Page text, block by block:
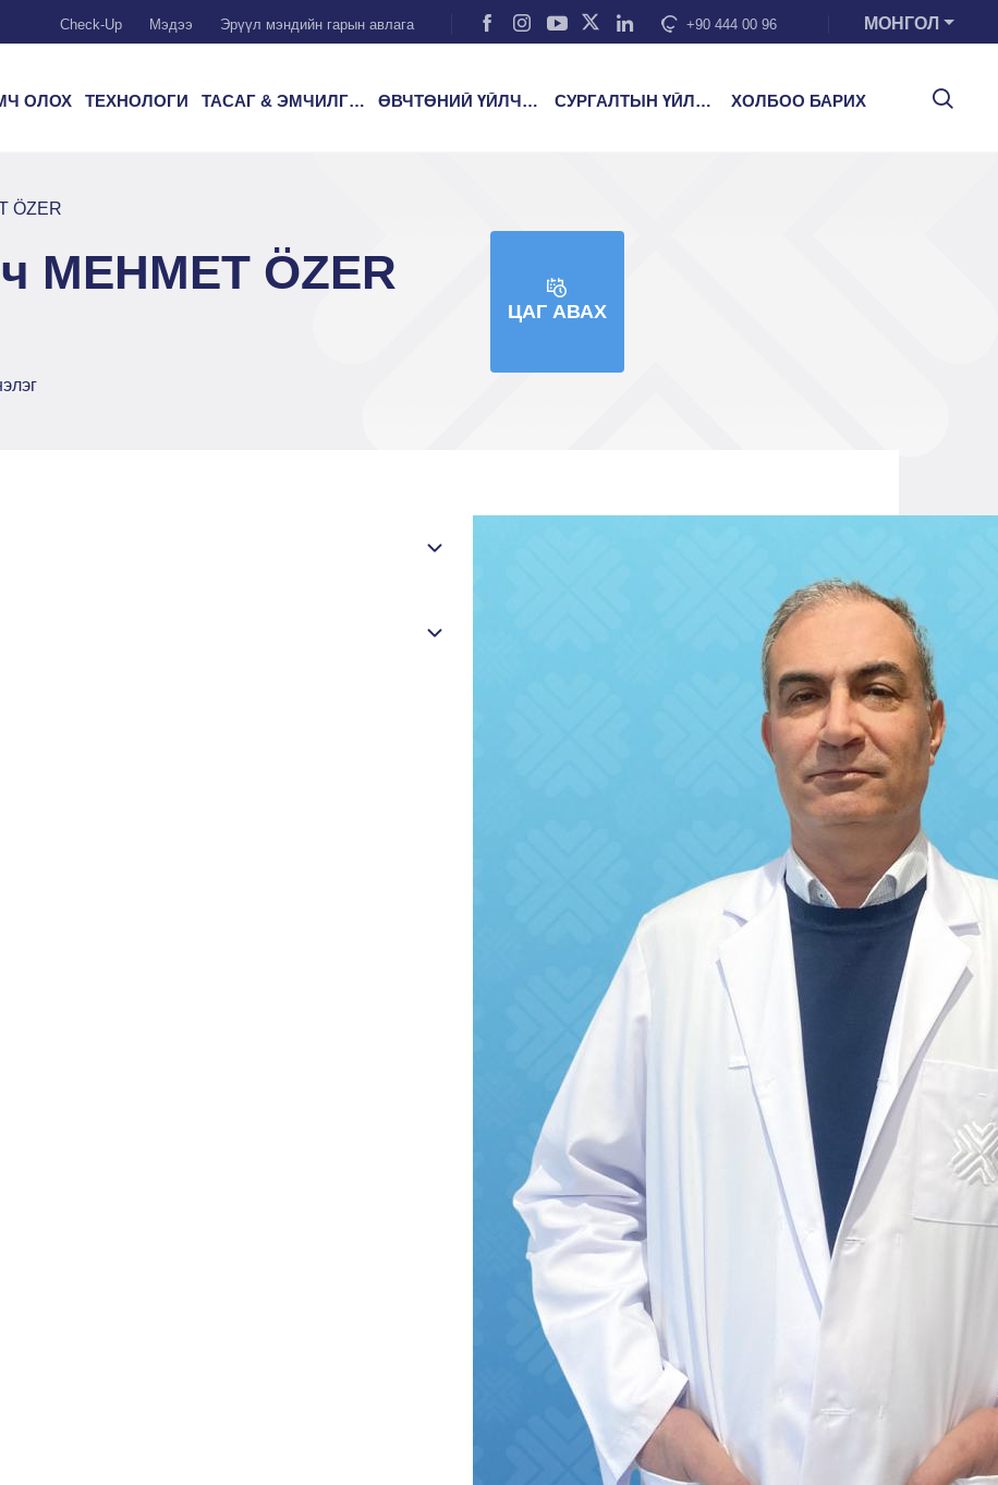
Check-Up Мэдээ Эрүүл мэндийн гарын авлага +90 444 00 96 МОНГОЛ
ОЛОХ ТЕХНОЛОГИ ТАСАГ & ЭМЧИЛГЭЭ ӨВЧТӨНИЙ ҮЙЛЧИЛГЭЭ СУРГАЛТЫН ҮЙЛЧИЛГЭЭ ХОЛБОО БАРИХ
ÖZER
MEHMET ÖZER
ЦАГ АВАХ